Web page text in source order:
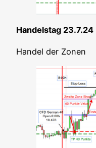
Han­dels­tag 23.7.24
Han­del der Zonen